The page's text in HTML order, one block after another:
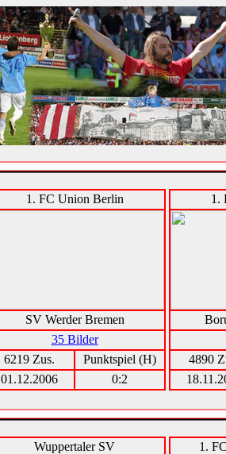
1. FC Union Berlin
SV Werder Bremen
35 Bilder
6219 Zus.
Punktspiel (H)
01.12.2006
0:2
1.
4890
Wuppertaler SV 1.